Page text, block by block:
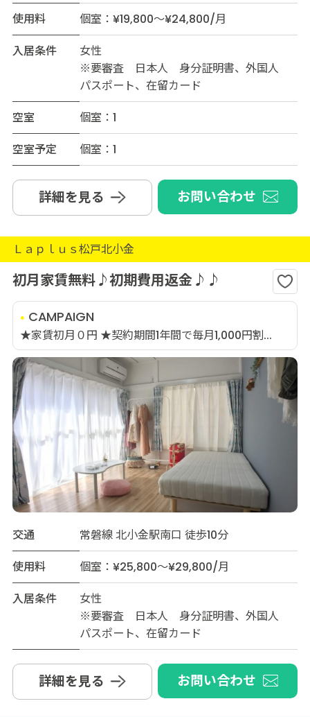
使用料
個室：¥19,800～¥24,800/月
入居条件
女性
※要審査 日本人 身分証明書、外国人
パスポート、在留カード
空室
個室：1
空室予定
個室：1
詳細を見る お問い合わせ
Ｌａｐｌｕｓ松戸北小金
初月家賃無料♪初期費用返金♪♪
CAMPAIGN
★家賃初月０円 ★契約期間1年間で毎月1,000円割...
交通
常磐線 北小金駅南口 徒歩10分
使用料
個室：¥25,800～¥29,800/月
入居条件
女性
※要審査 日本人 身分証明書、外国人
パスポート、在留カード
詳細を見る お問い合わせ